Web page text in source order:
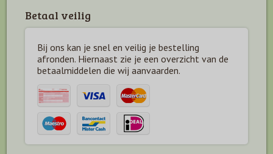
Betaal veilig
Bij ons kan je snel en veilig je bestelling
afronden. Hiernaast zie je een overzicht van de
betaalmiddelen die wij aanvaarden.